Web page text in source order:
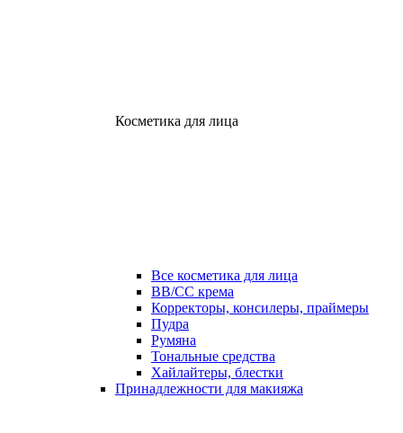
Косметика для лица
Все косметика для лица
ВВ/СС крема
Корректоры, консилеры, праймеры
Пудра
Румяна
Тональные средства
Хайлайтеры, блестки
Принадлежности для макияжа